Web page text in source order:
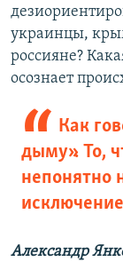
украинцы,
россияне?
осознает
Как
дыму». То,
непонятно
Александр